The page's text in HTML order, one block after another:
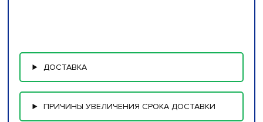
ДОСТАВКА
ПРИЧИНЫ УВЕЛИЧЕНИЯ СРОКА ДОСТАВКИ